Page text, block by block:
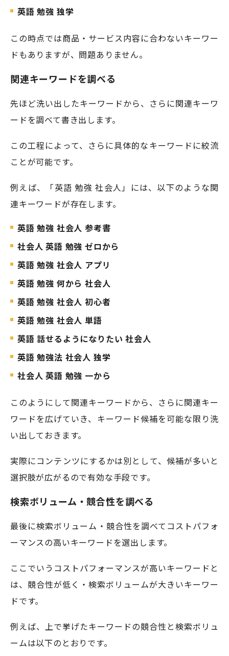
英語 勉強 独学
この時点では商品・サービス内容に合わないキーワー
ドもありますが、問題ありません。
関連キーワードを調べる
先ほど洗い出したキーワードから、さらに関連キーワ
ードを調べて書き出します。
この工程によって、さらに具体的なキーワードに絞流
ことが可能です。
例えば、「英語 勉強 社会人」には、以下のような関
連キーワードが存在します。
英語 勉強 社会人 参考書
社会人 英語 勉強 ゼロから
英語 勉強 社会人 アプリ
英語 勉強 何から 社会人
英語 勉強 社会人 初心者
英語 勉強 社会人 単語
英語 話せるようになりたい 社会人
英語 勉強法 社会人 独学
社会人 英語 勉強 一から
このようにして関連キーワードから、さらに関連キー
ワードを広げていき、キーワード候補を可能な限り洗
い出しておきます。
実際にコンテンツにするかは別として、候補が多いと
選択肢が広がるので有効な手段です。
検索ボリューム・競合性を調べる
最後に検索ボリューム・競合性を調べてコストパフォ
ーマンスの高いキーワードを選出します。
ここでいうコストパフォーマンスが高いキーワードと
は、競合性が低く・検索ボリュームが大きいキーワー
ドです。
例えば、上で挙げたキーワードの競合性と検索ボリュ
ームは以下のとおりです。